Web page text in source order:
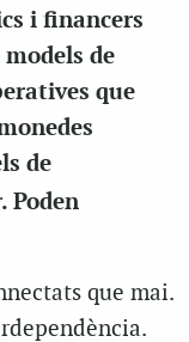
i financers
de
que
de
. Poden
que mai.